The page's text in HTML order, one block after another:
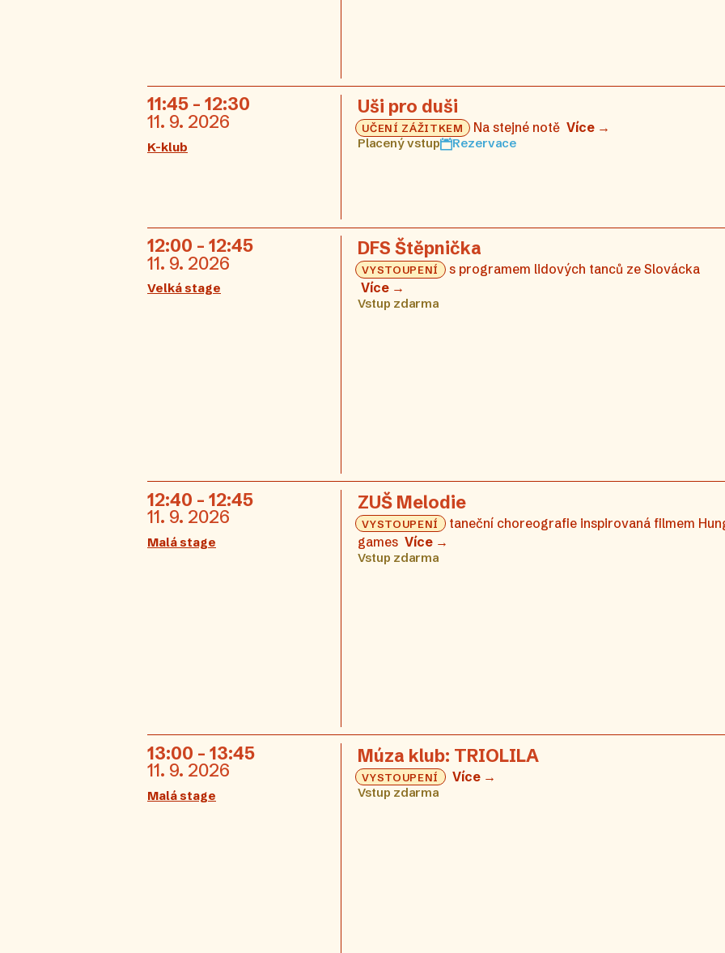
11:45 - 12:30
11. 9. 2026
K-klub
Uši pro duši
UČENÍ ZÁŽITKEM Na stejné notě Více →
Placený vstup Rezervace
12:00 - 12:45
11. 9. 2026
Velká stage
DFS Štěpnička
VYSTOUPENÍ
s programem lidových tanců ze Slovácka
Více →
Vstup zdarma
12:40 - 12:45
11. 9. 2026
Malá stage
ZUŠ Melodie
VYSTOUPENÍ
taneční choreografie inspirovaná filmem
games Více →
Vstup zdarma
13:00 - 13:45
11. 9. 2026
Malá stage
Múza klub: TRIOLILA
VYSTOUPENÍ Více →
Vstup zdarma